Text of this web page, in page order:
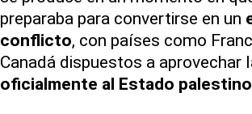
preparaba para convertirse en un
conflicto, con países como
Canadá dispuestos a aprovechar
oficialmente al Estado palestino